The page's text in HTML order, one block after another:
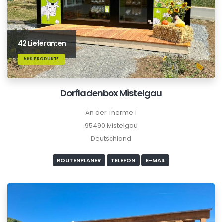
42 Lieferanten
560 PRODUKTE
Dorfladenbox Mistelgau
An der Therme 1
95490 Mistelgau
Deutschland
ROUTENPLANER TELEFON E-MAIL